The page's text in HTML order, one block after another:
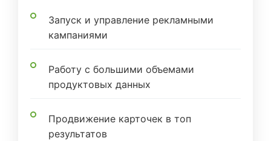
Запуск и управление рекламными
кампаниями
Работу с большими объемами
продуктовых данных
Продвижение карточек в топ
результатов